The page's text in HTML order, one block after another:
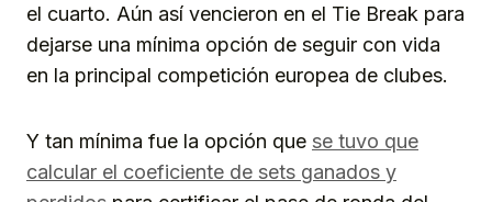
el cuarto. Aún así vencieron en el Tie Break para
dejarse una mínima opción de seguir con vida
en la principal competición europea de clubes.
Y tan mínima fue la opción que se tuvo que
calcular el coeficiente de sets ganados y